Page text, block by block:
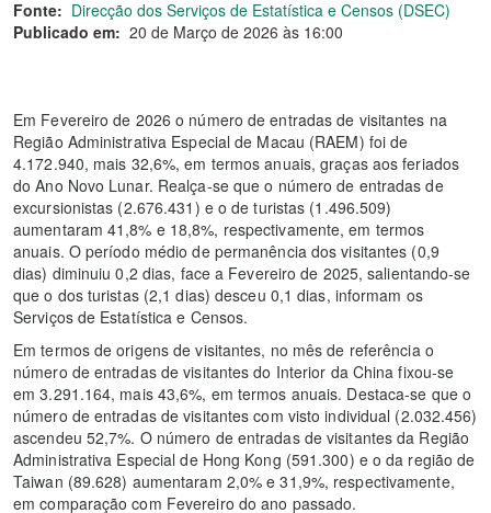
Fonte: Direcção dos Serviços de Estatística e Censos (DSEC)
Publicado em: 20 de Março de 2026 às 16:00
Em Fevereiro de 2026 o número de entradas de visitantes na
Região Administrativa Especial de Macau (RAEM) foi de
4.172.940, mais 32,6%, em termos anuais, graças aos feriados
do Ano Novo Lunar. Realça-se que o número de entradas de
excursionistas (2.676.431) e o de turistas (1.496.509)
aumentaram 41,8% e 18,8%, respectivamente, em termos
anuais. O período médio de permanência dos visitantes (0,9
dias) diminuiu 0,2 dias, face a Fevereiro de 2025, salientando-se
que o dos turistas (2,1 dias) desceu 0,1 dias, informam os
Serviços de Estatística e Censos.
Em termos de origens de visitantes, no mês de referência o
número de entradas de visitantes do Interior da China fixou-se
em 3.291.164, mais 43,6%, em termos anuais. Destaca-se que o
número de entradas de visitantes com visto individual (2.032.456)
ascendeu 52,7%. O número de entradas de visitantes da Região
Administrativa Especial de Hong Kong (591.300) e o da região de
Taiwan (89.628) aumentaram 2,0% e 31,9%, respectivamente,
em comparação com Fevereiro do ano passado.